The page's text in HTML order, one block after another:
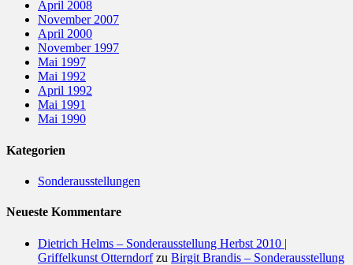
April 2008
November 2007
April 2000
November 1997
Mai 1997
Mai 1992
April 1992
Mai 1991
Mai 1990
Kategorien
Sonderausstellungen
Neueste Kommentare
Dietrich Helms – Sonderausstellung Herbst 2010 |
Griffelkunst Otterndorfzu Birgit Brandis – Sonderausstellung